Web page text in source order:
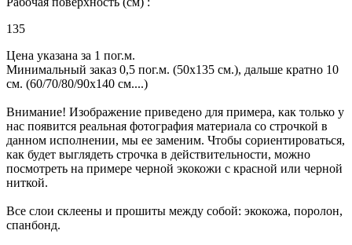
135
Цена указана за 1 пог.м.
Минимальный заказ 0,5 пог.м. (50х135 см.), дальше кратно 10
см. (60/70/80/90х140 см....)
Внимание! Изображение приведено для примера, как только у
нас появится реальная фотография материала со строчкой в
данном исполнении, мы ее заменим. Чтобы сориентироваться,
как будет выглядеть строчка в действительности, можно
посмотреть на примере черной экокожи с красной или черной
ниткой.
Все слои склеены и прошиты между собой: экокожа, поролон,
спанбонд.